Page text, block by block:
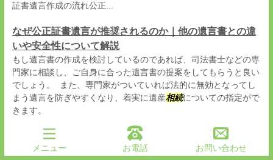
証書遺言作成の流れ公正...
なぜ公正証書遺言が推奨されるのか｜他の遺言書との違
いや安全性について解説
もし遺言書の作成を検討しているのであれば、司法書士などの専
門家に相談し、ご自身に合った遺言書の提案をしてもらうと良い
でしょう。 また、専門家がついていれば法的に無効となってし
まう遺言を防ぎやすくなり、着実に遺産相続についての指定がで
きます。
遺言書の保管方法｜保管場所別の注意点と選び方につい
て解説メニュー お電話 お問い合わせ